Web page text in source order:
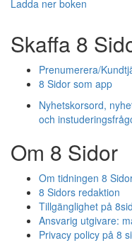
Ladda ner boken
Skaffa 8
Prenumerera/
8 Sidor som app
Nyhetskorsord,
och
Om 8 Sidor
Om tidningen 8
8 Sidors redaktion
Tillgänglighet på
Ansvarig utgivare:
Privacy policy på 8